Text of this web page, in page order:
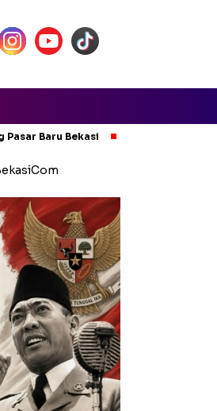
Baru Bekasi